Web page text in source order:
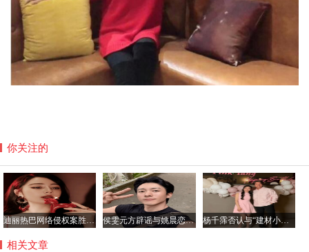
你关注的
迪丽热巴网络侵权案胜诉 获公开道歉及2050元赔偿 侯雯元方辟谣与姚晨恋情传闻：拒绝编造，抵制谣言 杨千霈否认与“建材小开”恋情：只是普通朋友
相关文章